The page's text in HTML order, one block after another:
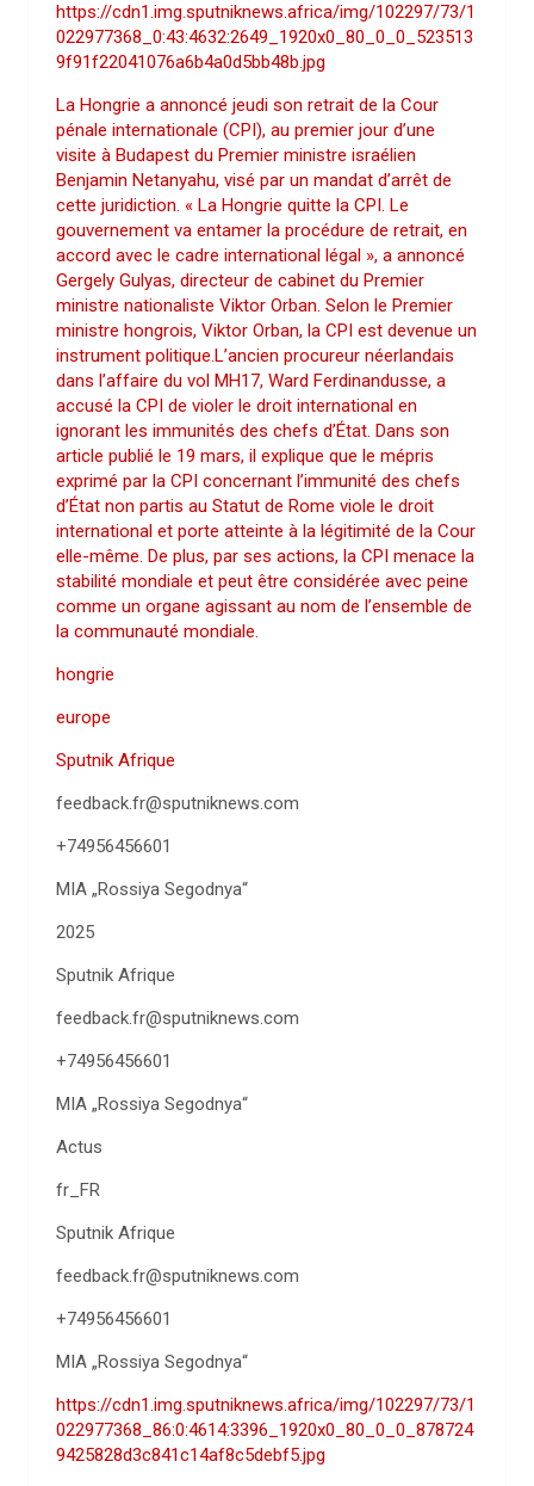
https://cdn1.img.sputniknews.africa/img/102297/73/1
022977368_0:43:4632:2649_1920x0_80_0_0_523513
9f91f22041076a6b4a0d5bb48b.jpg
La Hongrie a annoncé jeudi son retrait de la Cour
pénale internationale (CPI), au premier jour d’une
visite à Budapest du Premier ministre israélien
Benjamin Netanyahu, visé par un mandat d’arrêt de
cette juridiction. « La Hongrie quitte la CPI. Le
gouvernement va entamer la procédure de retrait, en
accord avec le cadre international légal », a annoncé
Gergely Gulyas, directeur de cabinet du Premier
ministre nationaliste Viktor Orban. Selon le Premier
ministre hongrois, Viktor Orban, la CPI est devenue un
instrument politique.L’ancien procureur néerlandais
dans l’affaire du vol MH17, Ward Ferdinandusse, a
accusé la CPI de violer le droit international en
ignorant les immunités des chefs d’État. Dans son
article publié le 19 mars, il explique que le mépris
exprimé par la CPI concernant l’immunité des chefs
d’État non partis au Statut de Rome viole le droit
international et porte atteinte à la légitimité de la Cour
elle-même. De plus, par ses actions, la CPI menace la
stabilité mondiale et peut être considérée avec peine
comme un organe agissant au nom de l’ensemble de
la communauté mondiale.
hongrie
europe
Sputnik Afrique
feedback.fr@sputniknews.com
+74956456601
MIA „Rossiya Segodnya“
2025
Sputnik Afrique
feedback.fr@sputniknews.com
+74956456601
MIA „Rossiya Segodnya“
Actus
fr_FR
Sputnik Afrique
feedback.fr@sputniknews.com
+74956456601
MIA „Rossiya Segodnya“
https://cdn1.img.sputniknews.africa/img/102297/73/1
022977368_86:0:4614:3396_1920x0_80_0_0_878724
9425828d3c841c14af8c5debf5.jpg